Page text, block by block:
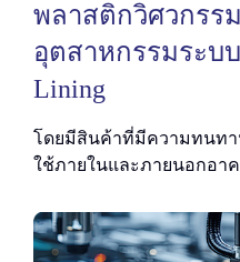
พลาสติกวิศวกรร
อุตสาหกรรมระบ
Lining
โดยมีสินค้าที่มีความทนทา
ใช้ภายในและภายนอกอา